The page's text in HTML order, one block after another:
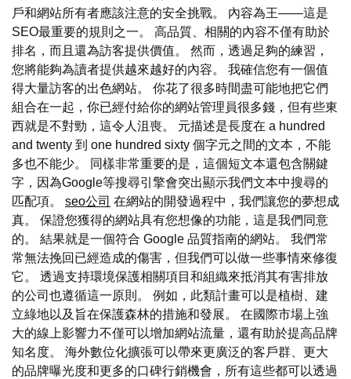
戶和網站所有者應該注意的安全挑戰。 內容為王——這是
SEO最重要的規則之一。 高品質、相關的內容不僅有助於
排名，而且還為訪客提供價值。 然而，透過足夠的練習，
您將能夠為讀者提供越來越好的內容。 我確信您有一個值
得大量訪客的出色網站。 你花了很多時間盡可能地把它們
組合在一起，你已經付給你的網站管理員很多錢，但有些東
西就是不對勁，這令人沮喪。 元描述是長度在 a hundred
and twenty 到 one hundred sixty 個字元之間的文本，不能
多也不能少。 同樣非常重要的是，這個短文本還包含關鍵
字，因為Google等搜尋引擎會突出顯示我們文本中搜尋的
匹配項。 seo公司 在網站的開發過程中，我們讓您的夢想成
真。 保證您獲得的網站具有您想像的功能，這是我們同意
的。 結果就是一個符合 Google 品質指南的網站。 我們常
常無法挽回已經造成的傷害，但我們可以做一些事情來修復
它。 透過支持環境保護相關項目和組織來抵消其有害排放
的公司也遵循這一原則。 例如，此類計畫可以是植樹、建
立綠地以及旨在保護森林的措施和發展。 在國際市場上強
大的線上影響力不僅可以增加網站流量，還有助於提高品牌
知名度。 海外數位化擴張可以帶來更廣泛的客戶群、更大
的品牌曝光度和更多的口碑行銷機會，所有這些都可以透過